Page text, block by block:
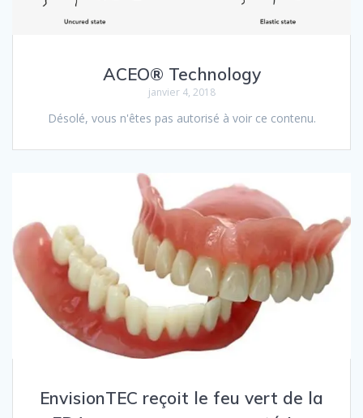
ACEO® Technology
janvier 4, 2018
Désolé, vous n'êtes pas autorisé à voir ce contenu.
EnvisionTEC reçoit le feu vert de la